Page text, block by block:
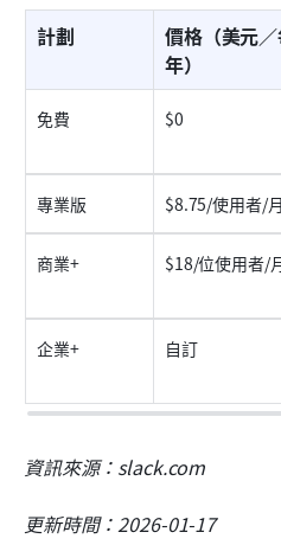
計劃
價格（美元
年）
免費 $0
專業版 $8.75/使用者/月
商業+ $18/位使用者/
企業+ 自訂
資訊來源：slack.com
更新時間：2026-01-17